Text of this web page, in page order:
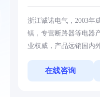
浙江诚诺电气，2003年
镇，专营断路器等电器
业权威，产品远销国内外
在线咨询